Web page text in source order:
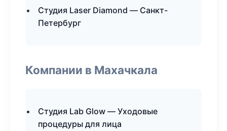
Студия Laser Diamond — Санкт-
Петербург
Компании в Махачкала
Студия Lab Glow — Уходовые
процедуры для лица